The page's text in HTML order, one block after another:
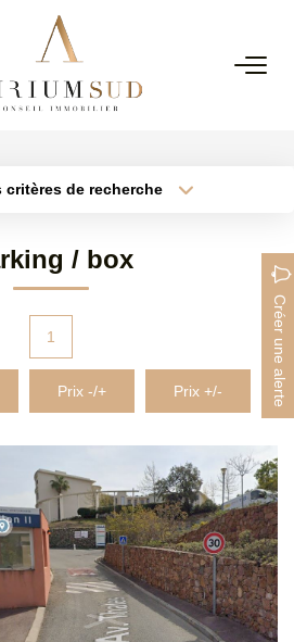
COMPTE
EN
critères de recherche
/ box
Créer une alerte
1
Prix -/+ Prix +/-